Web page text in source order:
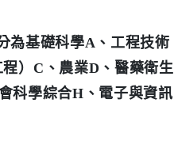
為基礎科學A 、工程技術
） C 、農業D 、醫藥衛生
科學綜合H 、電子與資訊